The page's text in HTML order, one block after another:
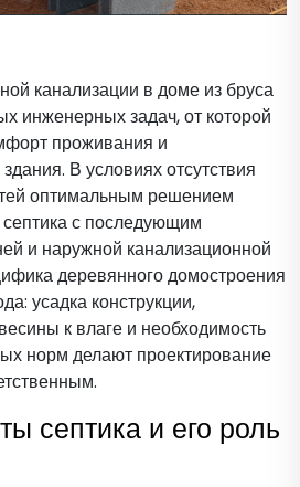
канализации в доме из бруса
инженерных задач, от которой
проживания и
В условиях отсутствия
оптимальным решением
септика с последующим
и наружной канализационной
деревянного домостроения
усадка конструкции,
к влаге и необходимость
норм делают проектирование
септика и его роль